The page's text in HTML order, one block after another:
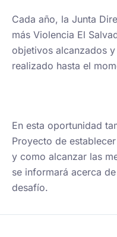
Cada año, la Junta
más Violencia El
objetivos alcanzados
realizado hasta el
En esta oportunidad
Proyecto de
y como alcanzar las
se informará acerca
desafío.